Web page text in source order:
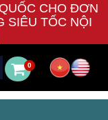
CHO ĐƠN
SIÊU TỐC NỘI
0